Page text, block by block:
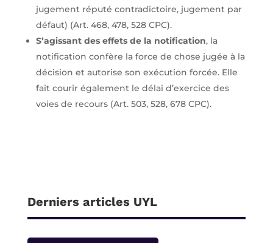
jugement réputé contradictoire, jugement par
défaut) (Art. 468, 478, 528 CPC).
S’agissant des effets de la notification, la
notification confère la force de chose jugée à la
décision et autorise son exécution forcée. Elle
fait courir également le délai d’exercice des
voies de recours (Art. 503, 528, 678 CPC).
Derniers articles UYL